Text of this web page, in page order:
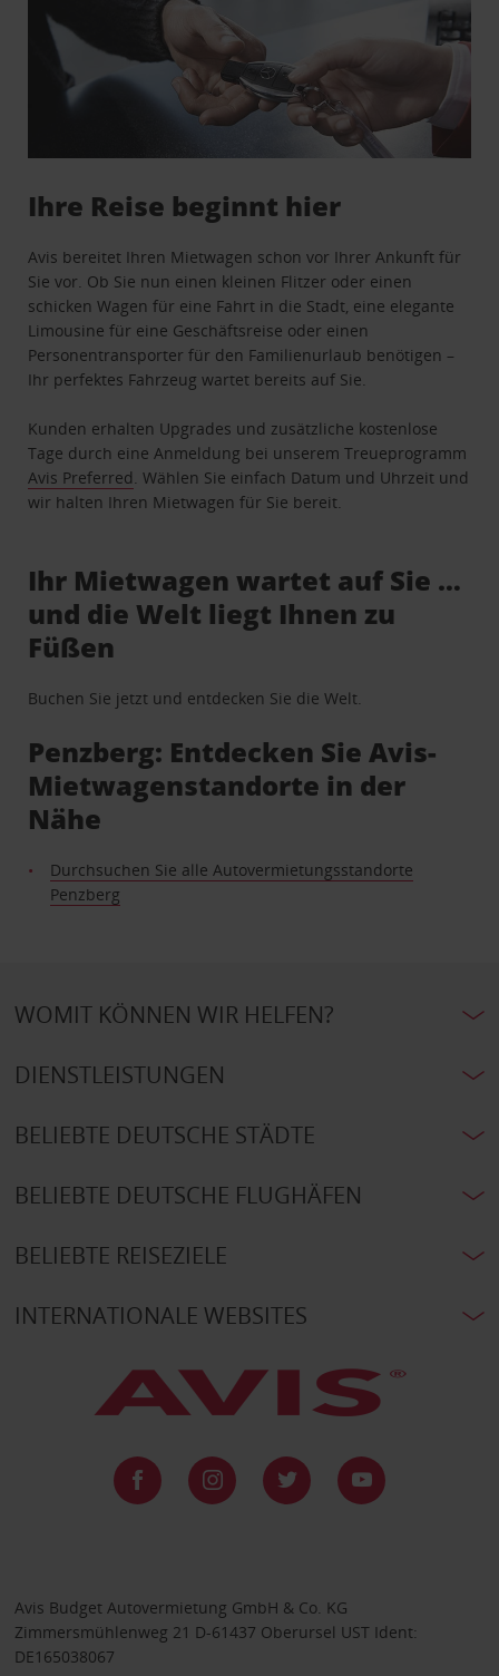
Ihre Reise beginnt hier
Avis bereitet Ihren Mietwagen schon vor Ihrer Ankunft für
Sie vor. Ob Sie nun einen kleinen Flitzer oder einen
schicken Wagen für eine Fahrt in die Stadt, eine elegante
Limousine für eine Geschäftsreise oder einen
Personentransporter für den Familienurlaub benötigen –
Ihr perfektes Fahrzeug wartet bereits auf Sie.
Kunden erhalten Upgrades und zusätzliche kostenlose
Tage durch eine Anmeldung bei unserem Treueprogramm
Avis Preferred . Wählen Sie einfach Datum und Uhrzeit und
wir halten Ihren Mietwagen für Sie bereit.
Ihr Mietwagen wartet auf Sie …
und die Welt liegt Ihnen zu
Füßen
Buchen Sie jetzt und entdecken Sie die Welt.
Penzberg: Entdecken Sie Avis-
Mietwagenstandorte in der
Nähe
Durchsuchen Sie alle Autovermietungsstandorte
Penzberg
WOMIT KÖNNEN WIR HELFEN?
DIENSTLEISTUNGEN
BELIEBTE DEUTSCHE STÄDTE
BELIEBTE DEUTSCHE FLUGHÄFEN
BELIEBTE REISEZIELE
INTERNATIONALE WEBSITES
Avis Budget Autovermietung GmbH & Co. KG
Zimmersmühlenweg 21 D-61437 Oberursel UST Ident:
DE165038067